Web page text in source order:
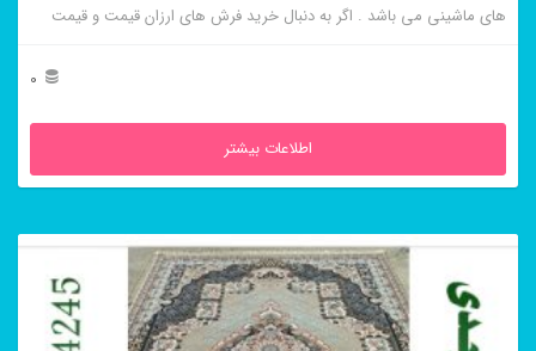
های ماشینی می باشد . اگر به دنبال خرید فرش های ارزان قیمت و قیمت
0
اطلاعات بیشتر